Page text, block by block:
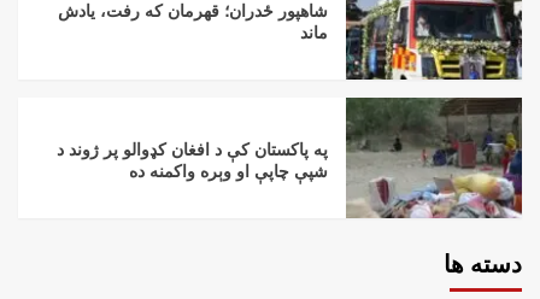
شاهپور ځدران؛ قهرمان که رفت، یادش
ماند
په پاکستان کې د افغان کډوالو پر ژوند د
شپې چاپې او وېره واکمنه ده
دسته ها